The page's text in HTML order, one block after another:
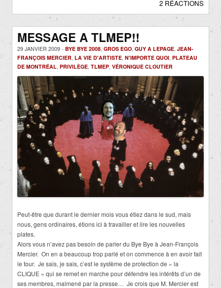
2 RÉACTIONS
MESSAGE A TLMEP!!
29 JANVIER 2009 - BYE BYE 2008, GROS EGO, GUY A LEPAGE, JEAN-
FRANÇOIS MERCIER, LA VIE D'ARTISTE, N'IMPORTE QUOI, PLATEAU
DE MONTRÉAL, PRIVILÈGE, TLMEP, VÉRONIQUE CLOUTIER
Peut-être que durant le dernier mois vous étiez dans le sud, mais
nous, gens ordinaires, étions ici à travailler et lire les nouvelles
plates.
Alors vous n’avez pas besoin de parler du Bye Bye à Jean-François
Mercier. On en a beaucoup trop parlé et on commence à en avoir fait
le tour. Je sais, je sais, c’est le système de protection de « la
CLIQUE » qui se remet en marche pour défendre les intérêts d’un de
ses membres, malmené par la presse… Je crois que M. Mercier est